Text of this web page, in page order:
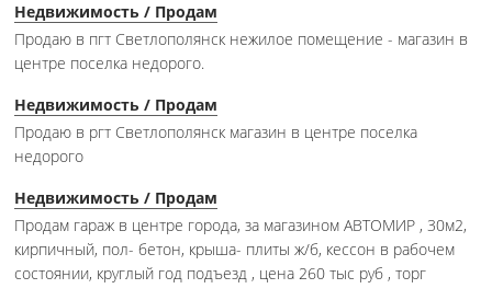
Недвижимость / Продам
Продаю в пгт Светлополянск нежилое помещение - магазин в
центре поселка недорого.
Недвижимость / Продам
Продаю в ргт Светлополянск магазин в центре поселка
недорого
Недвижимость / Продам
Продам гараж в центре города, за магазином АВТОМИР , 30м2,
кирпичный, пол- бетон, крыша- плиты ж/б, кессон в рабочем
состоянии, круглый год подъезд , цена 260 тыс руб , торг